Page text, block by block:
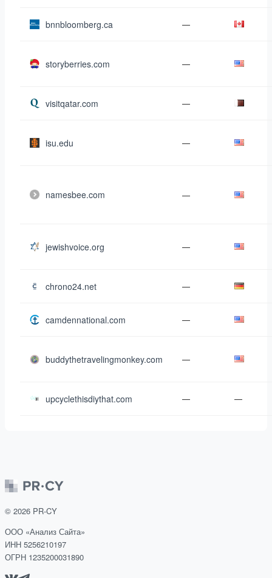
bnnbloomberg.ca —
storyberries.com —
visitqatar.com —
isu.edu —
namesbee.com —
jewishvoice.org —
chrono24.net —
camdennational.com —
buddythetravelingmonkey.com —
upcyclethisdiythat.com — —
© 2026 PR-CY
ООО «Анализ Сайта»
ИНН 5256210197
ОГРН 1235200031890